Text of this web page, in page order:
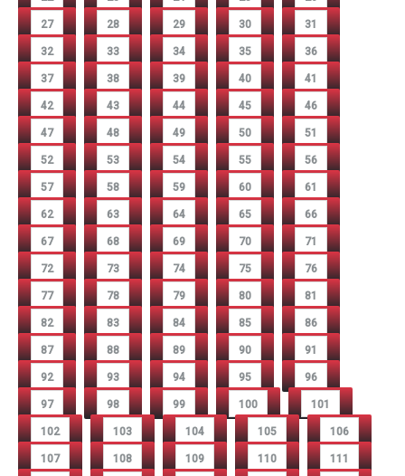
27 28 29 30 31
32 33 34 35 36
37 38 39 40 41
42 43 44 45 46
47 48 49 50 51
52 53 54 55 56
57 58 59 60 61
62 63 64 65 66
67 68 69 70 71
72 73 74 75 76
77 78 79 80 81
82 83 84 85 86
87 88 89 90 91
92 93 94 95 96
97 98 99 100 101
102 103 104 105 106
107 108 109 110 111